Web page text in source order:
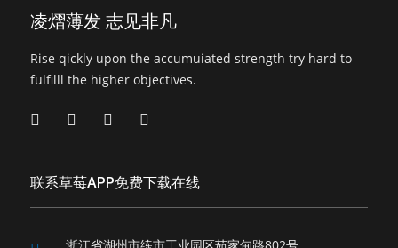
凌熠薄发 志见非凡
Rise qickly upon the accumuiated strength try hard to
fulfilll the higher objectives.
联系草莓APP免费下载在线
浙江省湖州市练市工业园区茹家甸路802号